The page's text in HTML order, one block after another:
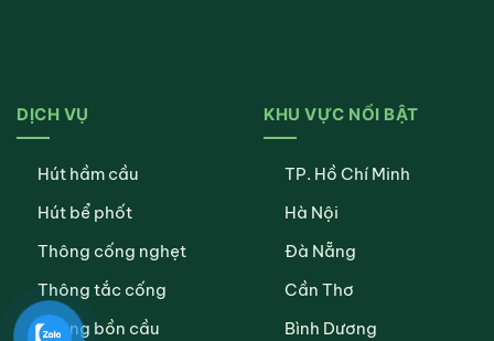
DỊCH VỤ
Hút hầm cầu
Hút bể phốt
Thông cống nghẹt
Thông tắc cống
Thông bồn cầu
KHU VỰC NỔI BẬT
TP. Hồ Chí Minh
Hà Nội
Đà Nẵng
Cần Thơ
Bình Dương